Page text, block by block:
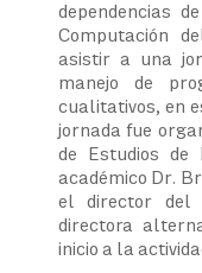
dependencias
Computación
asistir a una
manejo de
cualitativos, en
jornada fue
de Estudios
académico Dr.
el director del
directora
inicio a la